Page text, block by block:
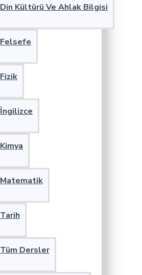
Din Kültürü Ve Ahlak Bilgisi
Felsefe
Fizik
İngilizce
Kimya
Matematik
Tarih
Tüm Dersler